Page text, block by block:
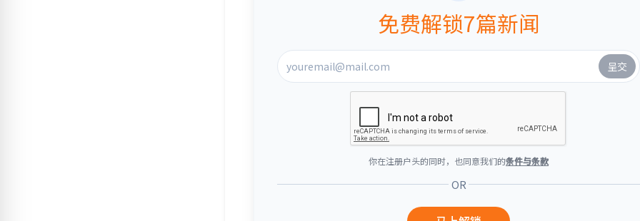
免费解锁7篇新闻
你在注册户头的同时，也同意我们的条件与条款
OR